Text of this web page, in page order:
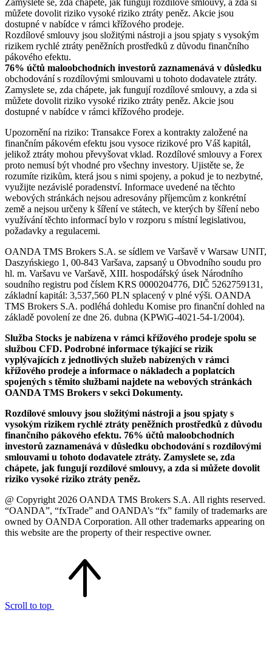
můžete dovolit riziko vysoké riziko ztráty peněz. Akcie jsou
dostupné v nabídce v rámci křížového prodeje.
Rozdílové smlouvy jsou složitými nástroji a jsou spjaty s vysokým
rizikem rychlé ztráty peněžních prostředků z důvodu finančního
pákového efektu.
76% účtů maloobchodních investorů zaznamenává v důsledku
obchodování s rozdílovými smlouvami u tohoto dodavatele ztráty.
Zamyslete se, zda chápete, jak fungují rozdílové smlouvy, a zda si
můžete dovolit riziko vysoké riziko ztráty peněz. Akcie jsou
dostupné v nabídce v rámci křížového prodeje.
Upozornění na riziko: Transakce Forex a kontrakty založené na
finančním pákovém efektu jsou vysoce rizikové pro Váš kapitál,
jelikož ztráty mohou převyšovat vklad. Rozdílové smlouvy a Forex
proto nemusí být vhodné pro všechny investory. Ujistěte se, že
rozumíte rizikům, která jsou s nimi spojeny, a pokud je to nezbytné,
využijte nezávislé poradenství. Informace uvedené na těchto
webových stránkách nejsou adresovány příjemcům z konkrétní
země a nejsou určeny k šíření ve státech, ve kterých by šíření nebo
využívání těchto informací bylo v rozporu s místní legislativou,
požadavky a regulacemi.
OANDA TMS Brokers S.A. se sídlem ve Varšavě v Warsaw UNIT,
Daszyńskiego 1, 00-843 Varšava, zapsaný u Obvodního soudu pro
hl. m. Varšavu ve Varšavě, XIII. hospodářský úsek Národního
soudního registru pod číslem KRS 0000204776, DIČ 5262759131,
základní kapitál: 3,537,560 PLN splacený v plné výši. OANDA
TMS Brokers S.A. podléhá dohledu Komise pro finanční dohled na
základě povolení ze dne 26. dubna (KPWiG-4021-54-1/2004).
Služba Stocks je nabízena v rámci křížového prodeje spolu se
službou CFD. Podrobné informace týkající se rizik
vyplývajících z jednotlivých služeb nabízených v rámci
křížového prodeje a informace o nákladech a poplatcích
spojených s těmito službami najdete na webových stránkách
OANDA TMS Brokers v sekci Dokumenty.
Rozdílové smlouvy jsou složitými nástroji a jsou spjaty s
vysokým rizikem rychlé ztráty peněžních prostředků z důvodu
finančního pákového efektu. 76% účtů maloobchodních
investorů zaznamenává v důsledku obchodování s rozdílovými
smlouvami u tohoto dodavatele ztráty. Zamyslete se, zda
chápete, jak fungují rozdílové smlouvy, a zda si můžete dovolit
riziko vysoké riziko ztráty peněz.
@ Copyright 2026 OANDA TMS Brokers S.A. All rights reserved.
“OANDA”, “fxTrade” and OANDA’s “fx” family of trademarks are
owned by OANDA Corporation. All other trademarks appearing on
this website are the property of their respective owner.
Scroll to top